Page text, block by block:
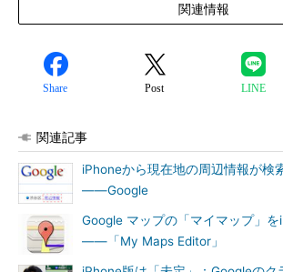
関連情報
Share Post LINE
関連記事
iPhoneから現在地の周辺情報が検
――Google
Google マップの「マイマップ」
――「My Maps Editor」